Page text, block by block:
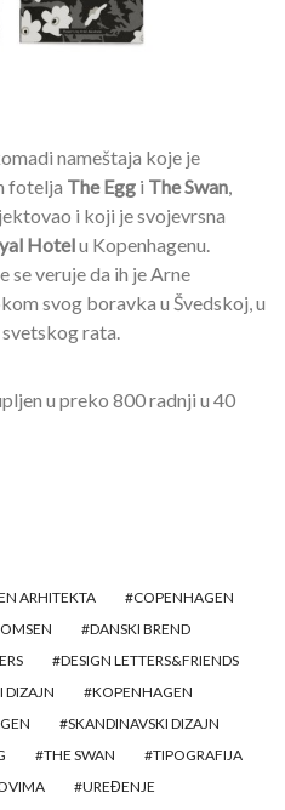
nameštaja koje je
fotelja The Egg i The Swan,
i koji je svojevrsna
Hotelu Kopenhagenu.
se veruje da ih je Arne
svog boravka u Švedskoj, u
rata.
u preko 800 radnji u 40
ARHITEKTA
COPENHAGEN
DANSKI BREND
DESIGN LETTERS&FRIENDS
DIZAJN
KOPENHAGEN
SKANDINAVSKI DIZAJN
THE SWAN
TIPOGRAFIJA
UREĐENJE